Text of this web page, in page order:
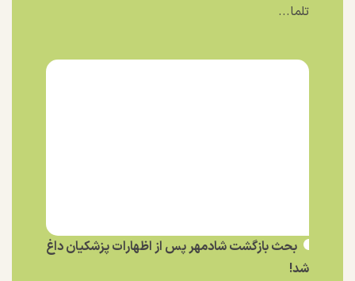
تلما...
بحث بازگشت شادمهر پس از اظهارات پزشکیان داغ
شد!